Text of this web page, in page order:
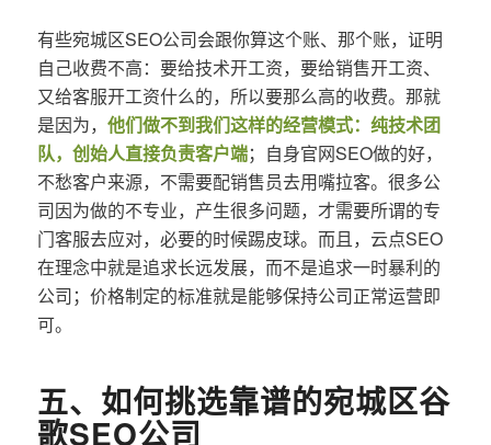
有些宛城区SEO公司会跟你算这个账、那个账，证明
自己收费不高：要给技术开工资，要给销售开工资、
又给客服开工资什么的，所以要那么高的收费。那就
是因为， 他们做不到我们这样的经营模式：纯技术团
队，创始人直接负责客户端；自身官网SEO做的好，
不愁客户来源，不需要配销售员去用嘴拉客。很多公
司因为做的不专业，产生很多问题，才需要所谓的专
门客服去应对，必要的时候踢皮球。而且，云点SEO
在理念中就是追求长远发展，而不是追求一时暴利的
公司；价格制定的标准就是能够保持公司正常运营即
可。
五、如何挑选靠谱的宛城区谷
歌SEO公司